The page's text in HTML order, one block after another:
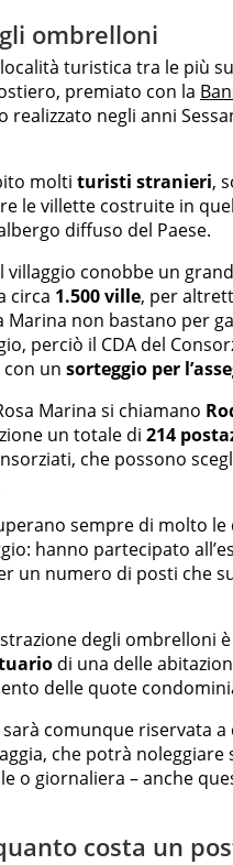
ombrelloni
turistica tra le più
premiato con la
realizzato negli anni
molti turisti stranieri,
le villette costruite in
diffuso del Paese.
villaggio conobbe un
circa 1.500 ville, per
Marina non bastano per
perciò il CDA del
con un sorteggio per
Marina si chiamano
un totale di 214
che possono
sempre di molto
hanno partecipato
un numero di posti che
degli ombrelloni
di una delle
delle quote
comunque riservata
che potrà
o giornaliera – anche
costa un